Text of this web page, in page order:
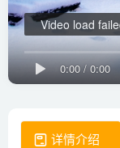
0:00/0:00
Video load
详情介绍